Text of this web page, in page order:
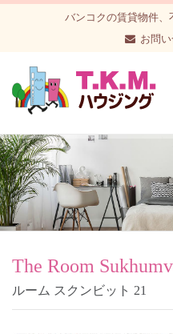
バンコクの賃貸物件、
お問
The Room
ルーム スクンビット 21